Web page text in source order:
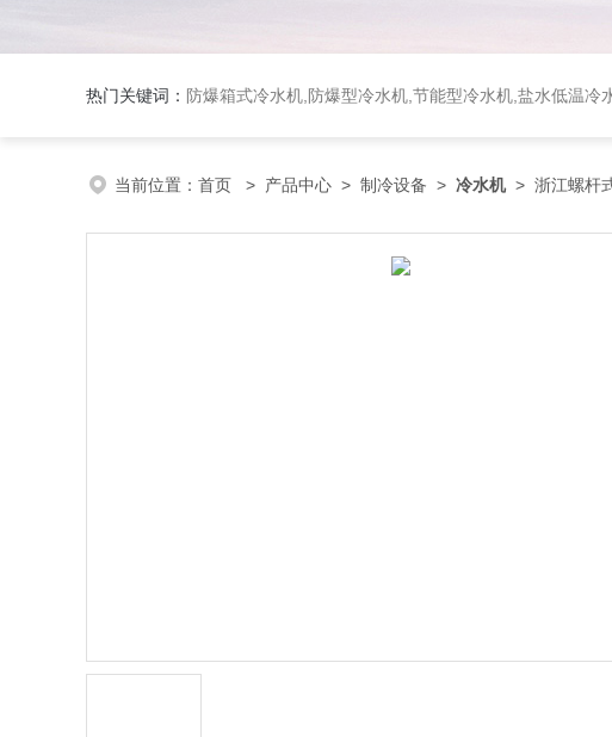
热门关键词： 防爆箱式冷水机,防爆型冷水机,节能型冷水机,盐水低温冷
当前位置： 首页 > 产品中心 > 制冷设备 > 冷水机> 浙江螺杆